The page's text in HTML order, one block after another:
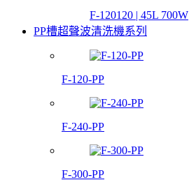
F-120120 | 45L 700W
PP槽超聲波清洗機系列
F-120-PP
F-240-PP
F-300-PP